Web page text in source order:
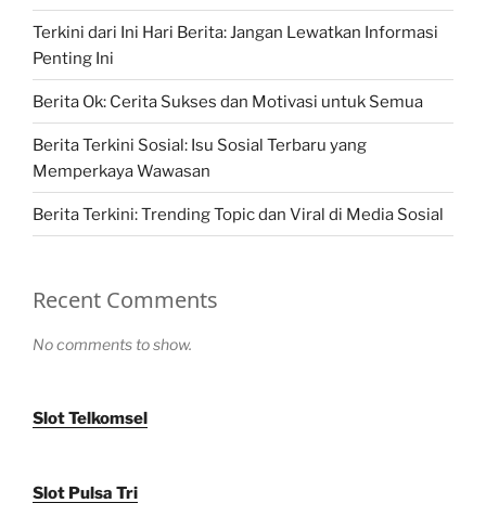
Terkini dari Ini Hari Berita: Jangan Lewatkan Informasi
Penting Ini
Berita Ok: Cerita Sukses dan Motivasi untuk Semua
Berita Terkini Sosial: Isu Sosial Terbaru yang
Memperkaya Wawasan
Berita Terkini: Trending Topic dan Viral di Media Sosial
Recent Comments
No comments to show.
Slot Telkomsel
Slot Pulsa Tri